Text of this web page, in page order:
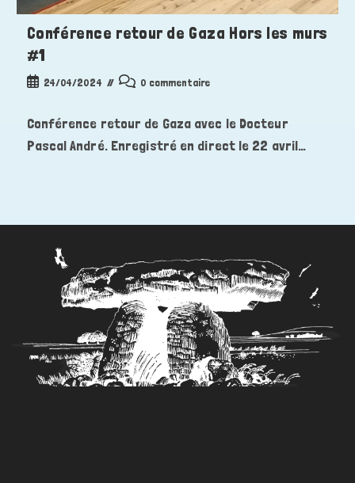
Conférence retour de Gaza Hors les murs
#1
Publication
24/04/2024
Commentaires
publication :
0 commentaire
Conférence retour de Gaza avec le Docteur
Pascal André. Enregistré en direct le 22 avril…